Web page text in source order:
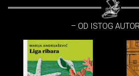
– OD ISTOG